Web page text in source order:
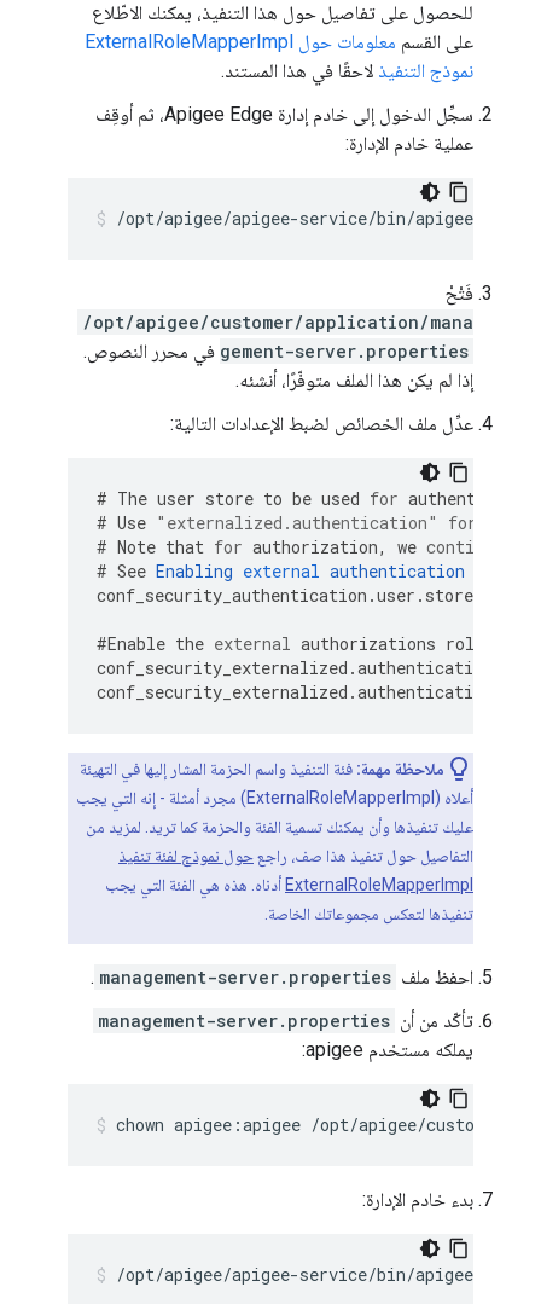
للحصول على تفاصيل حول هذا التنفيذ، يمكنك الاطّلاع
على القسم
معلومات حول ExternalRoleMapperImpl
نموذج التنفيذ لاحقًا في هذا المستند.
سجِّل الدخول إلى خادم إدارة Apigee Edge، ثم أوقِف
عملية خادم الإدارة:
/opt/apigee/apigee-service/bin/apigee-
فَتْحْ
/opt/apigee/customer/application/mana
gement-server.properties في محرر النصوص.
إذا لم يكن هذا الملف متوفّرًا، أنشئه.
عدِّل ملف الخصائص لضبط الإعدادات التالية:
# The user store to be used for
# Use "externalized.authentication" for
# Note that for authorization, we continue
# See Enabling external authentication
conf_security_authentication .user . store
#Enable the external authorizations role
conf_security_externalized .authentication
conf_security_externalized .authentication
ملاحظة مهمة: فئة التنفيذ واسم الحزمة المشار إليها في التهيئة
أعلاه (ExternalRoleMapperImpl) مجرد أمثلة - إنه التي يجب
عليك تنفيذها وأن يمكنك تسمية الفئة والحزمة كما تريد. لمزيد من
التفاصيل حول تنفيذ هذا صف، راجعحول نموذج لفئة تنفيذ
ExternalRoleMapperImpl أدناه. هذه هي الفئة التي يجب
تنفيذها لتعكس مجموعاتك الخاصة.
احفظ ملف management-server.properties
.
تأكّد من أن management-server.properties
يملكه مستخدم apigee:
chown apigee:apigee /opt/apigee/customer/
بدء خادم الإدارة:
/opt/apigee/apigee-service/bin/apigee-